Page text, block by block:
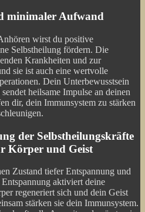
minimaler Aufwand
wirst du positive
Selbstheilung fördern. Die
Krankheiten und zur
sie ist auch eine wertvolle
Dein Unterbewusstsein
heilsame Impulse an deinen
dir, dein Immunsystem zu stärken
der Selbstheilungskräfte
Körper und Geist
Zustand tiefer Entspannung und
aktiviert deine
regeneriert sich und dein Geist
stärken sie dein Immunsystem.